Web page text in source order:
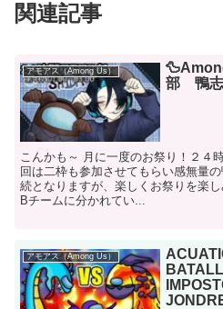
関連記事
アモアス（Among Us）
部 鴨志
こんかも～ 月に一度のお祭り！２４
回は二枠も参加させてもらい感無量
続となりますが、楽しくお祭りを楽
Bチームに分かれてい...
アモアス（Among Us）